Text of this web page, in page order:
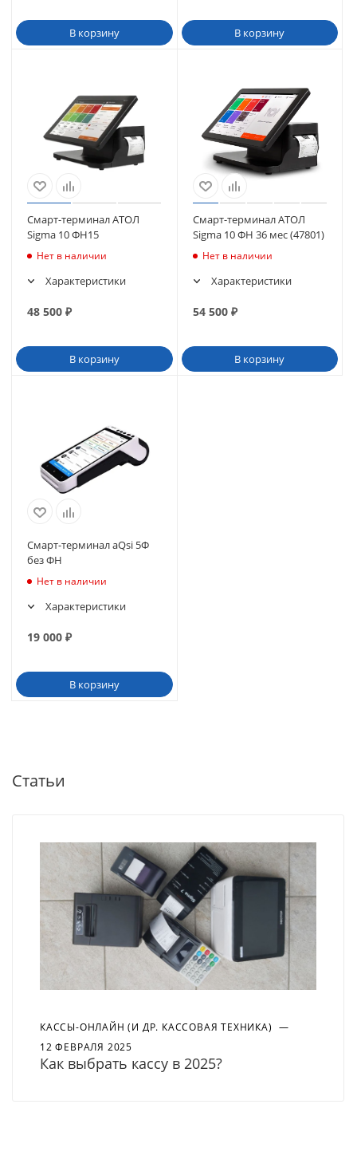
В корзину В корзину
Смарт-терминал АТОЛ
Sigma 10 ФН15
Нет в наличии
Характеристики
48 500 ₽
В корзину
Смарт-терминал АТОЛ
Sigma 10 ФН 36 мес (47801)
Нет в наличии
Характеристики
54 500₽
В корзину
Смарт-терминал aQsi 5Ф
без ФН
Нет в наличии
Характеристики
19 000 ₽
В корзину
Статьи
КАССЫ-ОНЛАЙН (И ДР. КАССОВАЯ ТЕХНИКА) —
12 ФЕВРАЛЯ 2025
Как выбрать кассу в 2025?